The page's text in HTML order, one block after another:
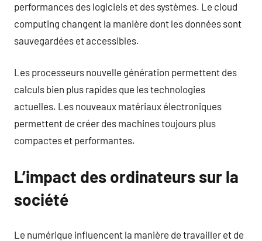
performances des logiciels et des systèmes. Le cloud
computing changent la manière dont les données sont
sauvegardées et accessibles.
Les processeurs nouvelle génération permettent des
calculs bien plus rapides que les technologies
actuelles. Les nouveaux matériaux électroniques
permettent de créer des machines toujours plus
compactes et performantes.
L’impact des ordinateurs sur la
société
Le numérique influencent la manière de travailler et de